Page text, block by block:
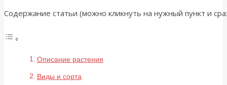
Содержание статьи (можно кликнуть на нужный пункт и
Описание растения
Виды и сорта